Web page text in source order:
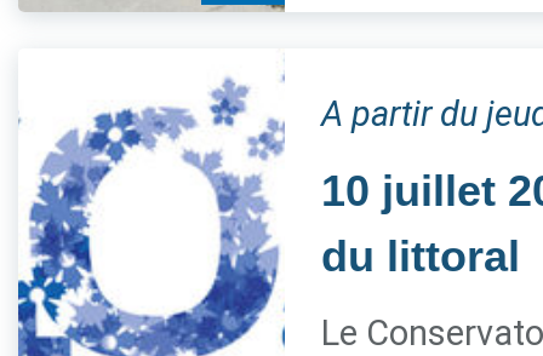
A partir du
10 juillet
du littoral
Le